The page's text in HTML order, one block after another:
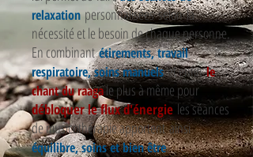
relaxationpersonnalisées selon la
nécessité et le besoin de chaque personne.
En combinantétirements, travail
respiratoire, soins manuels et enfinle
chant du raagale plus à même pour
débloquer le flux d'énergie les séances
de musicothérapie apportent ainsi
équilibre, soins et bien être.